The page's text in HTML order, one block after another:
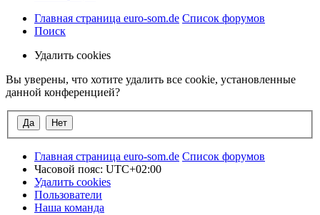
Главная страница euro-som.de Список форумов
Поиск
Удалить cookies
Вы уверены, что хотите удалить все cookie, установленные
данной конференцией?
Главная страница euro-som.de Список форумов
Часовой пояс: UTC+02:00
Удалить cookies
Пользователи
Наша команда